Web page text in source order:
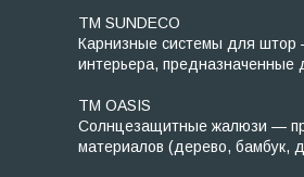
ТМ SUNDECO
Карнизные системы для штор
интерьера, предназначенные
TM OASIS
Солнцезащитные жалюзи —
материалов (дерево, бамбук,